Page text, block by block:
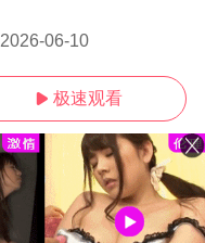
2026-06-10
 极速观看